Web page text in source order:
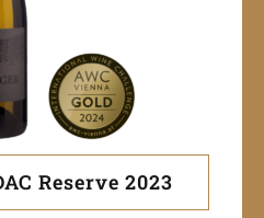
Reserve 2023